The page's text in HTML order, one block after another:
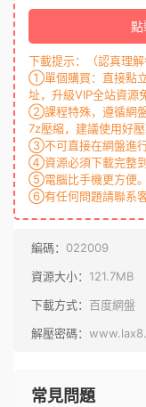
點
下載提示：（認真理解
①單個購買：直接點
址，升級VIP全站資源
②課程特殊，遵循網
7z壓縮，建議使用好壓
③不可直接在網盤進行
④資源必須下載完整
⑤電腦比手機更方便。
⑥有任何問題請聯系
編碼： 022009
資源大小： 121.7MB
下載方式： 百度網盤
解壓密碼：
常見問題